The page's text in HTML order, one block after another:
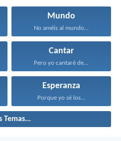
Mundo
No améis al mundo...
Cantar
Pero yo cantaré de...
Esperanza
Porque yo sé los...
Temas...